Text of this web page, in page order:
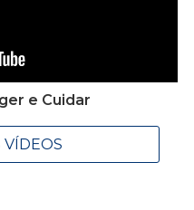
e Cuidar
VÍDEOS